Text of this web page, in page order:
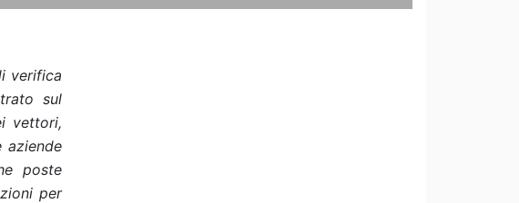
verifica
sul
vettori,
poste
per